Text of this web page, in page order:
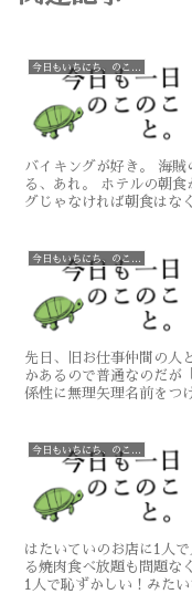
今日もいちにち、のこのこと
バイキングが好き。 海
る、あれ。 ホテルの朝
グじゃなければ朝食はな
今日もいちにち、のこのこと
先日、旧お仕事仲間の人
かあるので普通なのだが
係性に無理矢理名前をつ
今日もいちにち、のこのこと
はたいていのお店に1人
る焼肉食べ放題も問題な
1人で恥ずかしい！みた